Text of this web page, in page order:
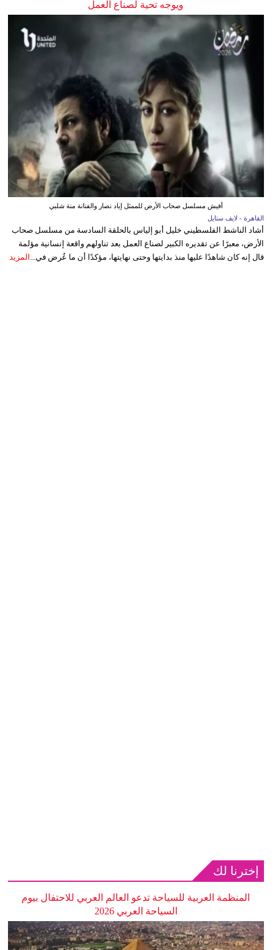
ويوجه تحية لصناع العمل
أفيش مسلسل صحاب الأرض للممثل إياد نصار والفنانة منة شلبي
القاهرة - لايف ستايل
أشاد الناشط الفلسطيني خليل أبو إلياس بالحلقة السادسة من مسلسل صحاب
الأرض، معبرًا عن تقديره الكبير لصناع العمل بعد تناولهم واقعة إنسانية مؤلمة
قال إنه كان شاهدًا عليها منذ بدايتها وحتى نهايتها، مؤكدًا أن ما عُرض في... المزيد
إخترنا لك
المنظمة العربية للسياحة تدعو العالم العربي للاحتفال بيوم
السياحة العربي 2026